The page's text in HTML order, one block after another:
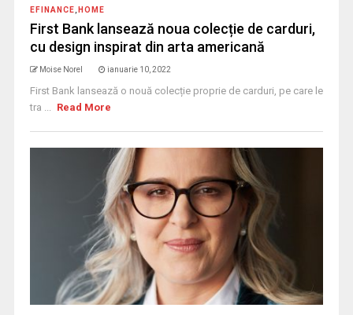
EFINANCE HOME
First Bank lansează noua colecție de carduri,
cu design inspirat din arta americană
Moise Norel ianuarie 10, 2022
First Bank lansează o nouă colecție proprie de carduri, pe care le
tra ... Read More